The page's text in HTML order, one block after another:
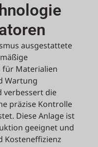
ausgestattete
für Materialien
Wartung
verbessert die
präzise Kontrolle
Diese Anlage ist
geeignet und
Kosteneffizienz